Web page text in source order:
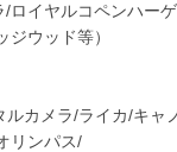
/ロイヤルコペンハー
ジウッド等）
ルカメラ/ライカ/キャ
リンパス/